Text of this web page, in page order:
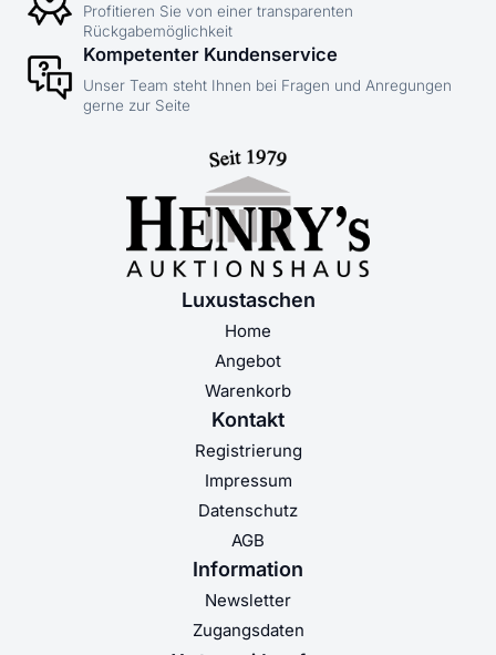
Profitieren Sie von einer transparenten
Rückgabemöglichkeit
Kompetenter Kundenservice
Unser Team steht Ihnen bei Fragen und Anregungen
gerne zur Seite
Luxustaschen
Home
Angebot
Warenkorb
Kontakt
Registrierung
Impressum
Datenschutz
AGB
Information
Newsletter
Zugangsdaten